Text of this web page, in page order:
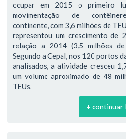
ocupar em 2015 o primeiro
movimentação de
continente, com 3,6 milhões de
representou um crescimento de
relação a 2014 (3,5 milhões de
Segundo a Cepal, nos 120 portos
analisados, a atividade cresceu
um volume aproximado de 48
TEUs.
+ continuar